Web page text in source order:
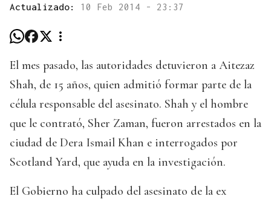
Actualizado: 10 Feb 2014 - 23:37
El mes pasado, las autoridades detuvieron a Aitezaz
Shah, de 15 años, quien admitió formar parte de la
célula responsable del asesinato. Shah y el hombre
que le contrató, Sher Zaman, fueron arrestados en la
ciudad de Dera Ismail Khan e interrogados por
Scotland Yard, que ayuda en la investigación.
El Gobierno ha culpado del asesinato de la ex